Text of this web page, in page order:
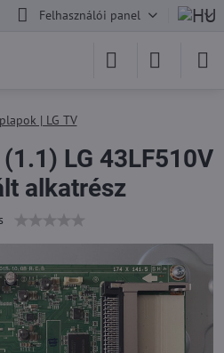
Felhasználói panel
| LG TV
LG 43LF510V
alkatrész